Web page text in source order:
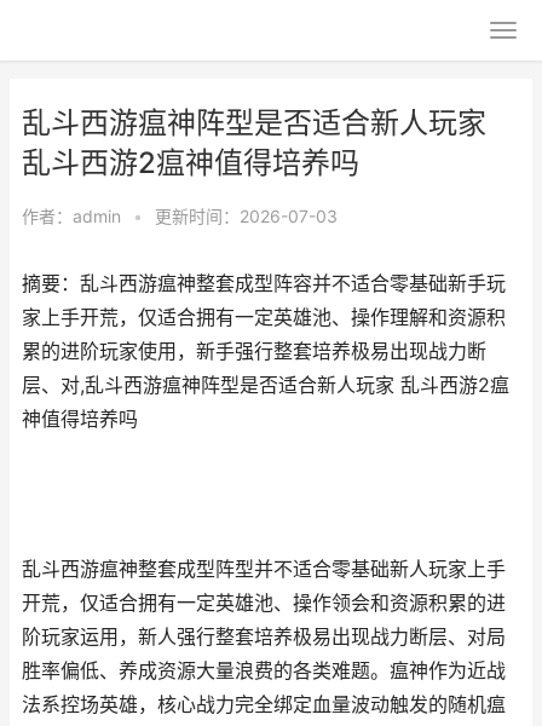
乱斗西游瘟神阵型是否适合新人玩家
乱斗西游2瘟神值得培养吗
作者： admin • 更新时间：2026-07-03
摘要：乱斗西游瘟神整套成型阵容并不适合零基础新手玩
家上手开荒，仅适合拥有一定英雄池、操作理解和资源积
累的进阶玩家使用，新手强行整套培养极易出现战力断
层、对,乱斗西游瘟神阵型是否适合新人玩家 乱斗西游2瘟
神值得培养吗
乱斗西游瘟神整套成型阵型并不适合零基础新人玩家上手
开荒，仅适合拥有一定英雄池、操作领会和资源积累的进
阶玩家运用，新人强行整套培养极易出现战力断层、对局
胜率偏低、养成资源大量浪费的各类难题。瘟神作为近战
法系控场英雄，核心战力完全绑定血量波动触发的随机瘟